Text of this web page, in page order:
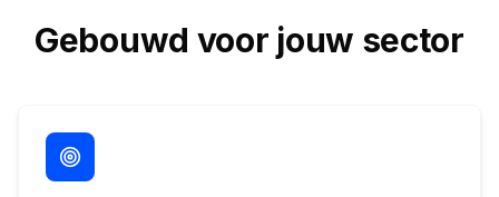
Gebouwd voor jouw sector